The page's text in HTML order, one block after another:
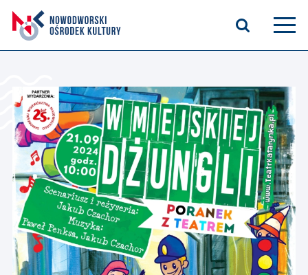
Kasyno Oficerskie
Kino
Bilety
Zajęcia stałe
Kontakt
O nas